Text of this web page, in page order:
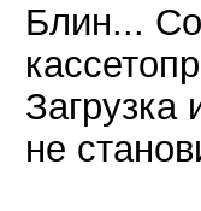
Блин...
Загрузка
не